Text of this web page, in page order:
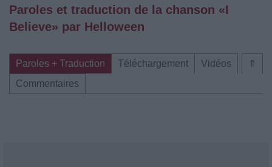
Paroles et traduction de la chanson «I
Believe» par Helloween
⇑
Paroles + Traduction Téléchargement
Vidéos
Commentaires